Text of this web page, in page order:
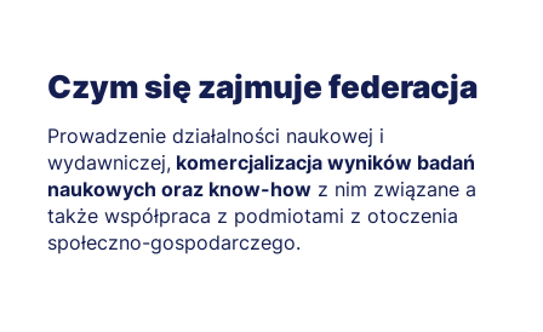
Czym się zajmuje federacja
Prowadzenie działalności naukowej i
wydawniczej, komercjalizacja wyników badań
naukowych oraz know-how z nim związane a
także współpraca z podmiotami z otoczenia
społeczno-gospodarczego.